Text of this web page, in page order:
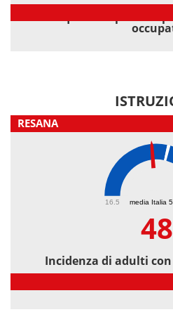
RESANA
media Italia
16.5
48
Incidenza di adulti